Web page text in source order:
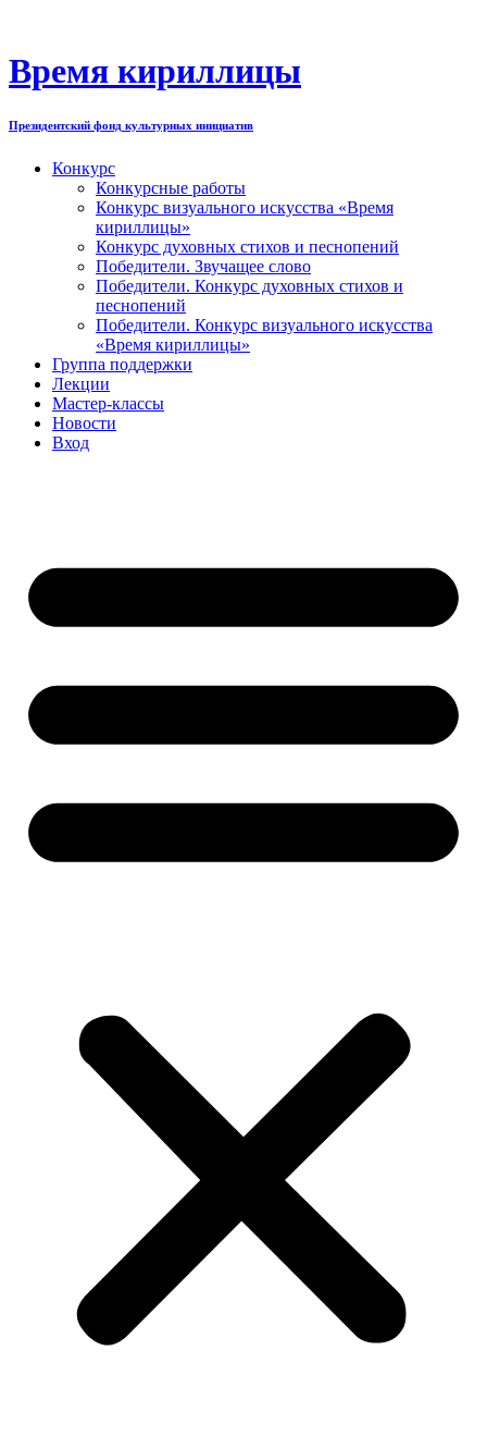
содержимому
Время кириллицы
Президентский фонд культурных инициатив
Конкурс
Конкурсные работы
Конкурс визуального искусства «Время
кириллицы»
Конкурс духовных стихов и песнопений
Победители. Звучащее слово
Победители. Конкурс духовных стихов и
песнопений
Победители. Конкурс визуального искусства
«Время кириллицы»
Группа поддержки
Лекции
Мастер-классы
Новости
Вход